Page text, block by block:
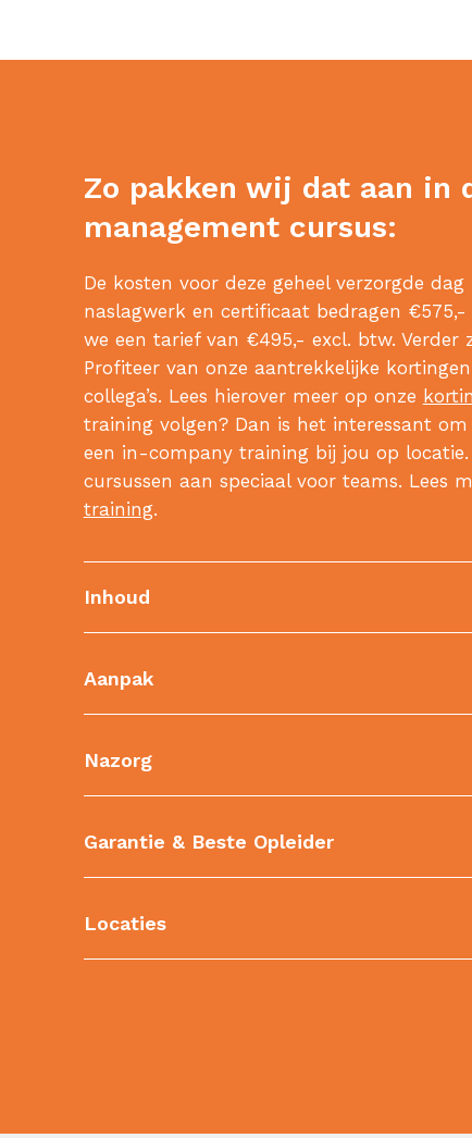
Zo pakken wij dat aan in
management cursus:
De kosten voor deze geheel verzorgde
naslagwerk en certificaat bedragen
we een tarief van €495,- excl. btw. Verder
Profiteer van onze aantrekkelijke
collega’s. Lees hierover meer op onze
training volgen? Dan is het interessant
een in-company training bij jou op
cursussen aan speciaal voor teams. Lees
training.
Inhoud
Aanpak
Nazorg
Garantie & Beste Opleider
Locaties